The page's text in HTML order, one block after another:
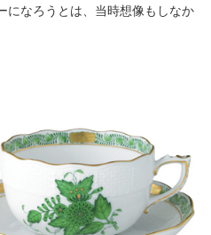
になろうとは、当時想像もしなか